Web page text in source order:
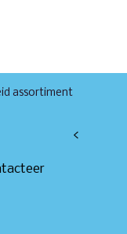
assortiment
<